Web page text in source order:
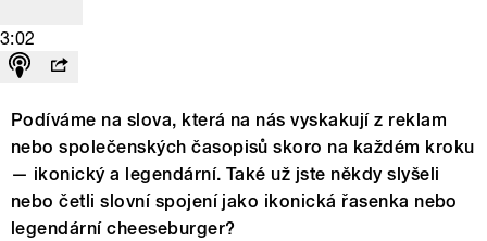
3:02
Podíváme na slova, která na nás vyskakují z reklam
nebo společenských časopisů skoro na každém kroku
— ikonický a legendární. Také už jste někdy slyšeli
nebo četli slovní spojení jako ikonická řasenka nebo
legendární cheeseburger?